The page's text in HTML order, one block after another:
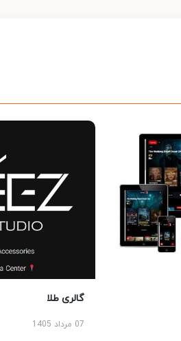
گالری طلا
07 مرداد 1405